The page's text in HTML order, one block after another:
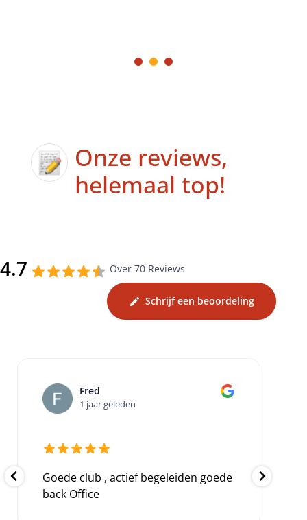
Onze reviews,
helemaal top!
4.7 Over 70 Reviews
Schrijf een beoordeling
Fred
1 jaar geleden
Goede club , actief begeleiden goede
back Office